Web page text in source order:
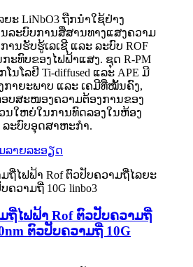
ະ LiNbO3 ຖືກນຳໃຊ້ຢ່າງ
ນລະບົບການສື່ສານທາງແສງຄວາມ
ານຮັບຮູ້ເລເຊີ ແລະ ລະບົບ ROF
ະທົບຂອງໄຟຟ້າແສງ. ຊຸດ R-PM
ໂນໂລຢີ Ti-diffused ແລະ APE ມີ
ກາຍະພາບ ແລະ ເຄມີທີ່ໝັ້ນຄົງ,
ອບສະໜອງຄວາມຕ້ອງການຂອງ
ນໃຫຍ່ໃນການທົດລອງໃນຫ້ອງ
ລະບົບອຸດສາຫະກຳ.
ລາຍລະອຽດ
ຖີ່ໄຟຟ້າ Rof ຕົວປັບຄວາມຖີ່
ຕົວປັບຄວາມຖີ່ 10G